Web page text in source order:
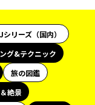
リーズ（国内）
グ&テクニック
旅の図鑑
絶景